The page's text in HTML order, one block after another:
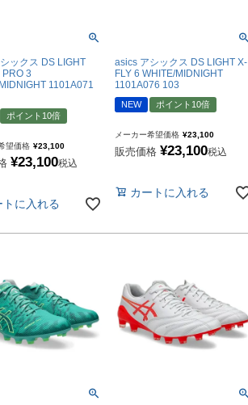
ックス DS LIGHT
3
1101A071
ポイント10倍
望価格 ¥23,100
¥23,100税込
トに入れる
asics アシックス DS LIGHT X-
FLY 6 WHITE/MIDNIGHT
1101A076 103
NEW ポイント10倍
メーカー希望価格 ¥23,100
販売価格 ¥23,100税込
カートに入れる